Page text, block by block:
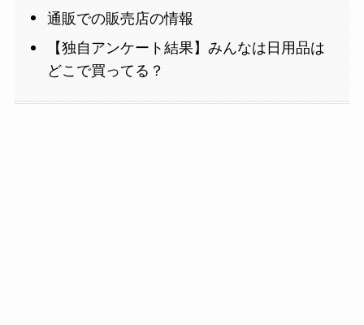
通販での販売店の情報
【独自アンケート結果】みんなは日用品は
どこで買ってる？